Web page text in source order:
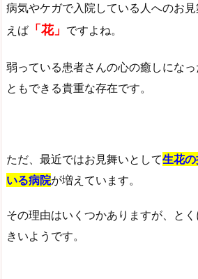
病気やケガで入院している人へのお
えば 「花」 ですよね。
弱っている患者さんの心の癒しにな
ともできる貴重な存在です。
ただ、最近ではお見舞いとして生花の
いる病院が増えています。
その理由はいくつかありますが、とく
きいようです。